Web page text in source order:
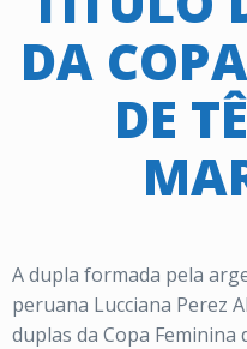
DA
DE
A dupla formada pela
peruana Lucciana Perez
duplas da Copa